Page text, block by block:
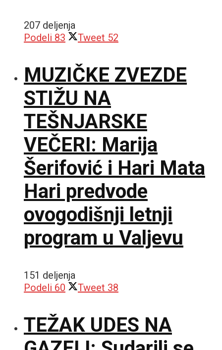
207 deljenja
Podeli 83 Tweet 52
MUZIČKE ZVEZDE
STIŽU NA
TEŠNJARSKE
VEČERI: Marija
Šerifović i Hari Mata
Hari predvode
ovogodišnji letnji
program u Valjevu
151 deljenja
Podeli 60 Tweet 38
TEŽAK UDES NA